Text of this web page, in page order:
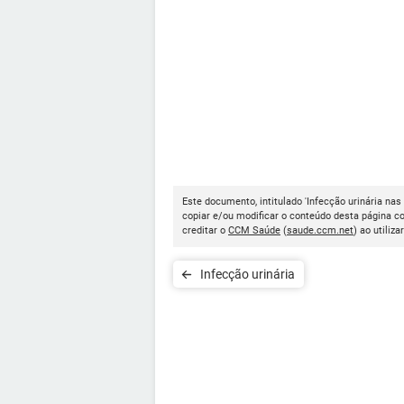
Este documento, intitulado 'Infecção urinária
copiar e/ou modificar o conteúdo desta página
creditar o CCM Saúde (saude.ccm.net) ao
Infecção urinária